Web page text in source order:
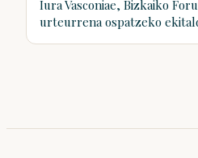
Iura Vasconiae, Bizkaiko
urteurrena ospatzeko